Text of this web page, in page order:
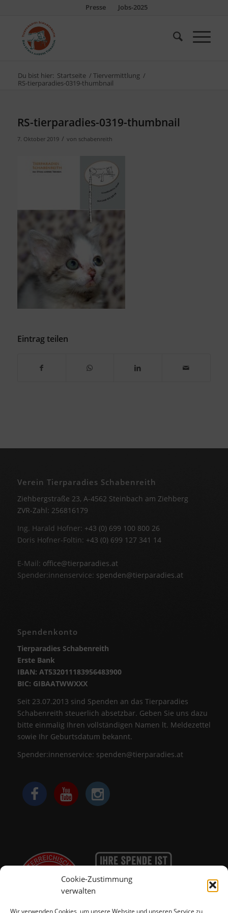
Cookie-Zustimmung
verwalten
Wir verwenden Cookies, um unsere Website und unseren Service zu
Presse Jobs-2025
Du bist hier: Startseite / Tiervermittlung /
RS-tierparadies-0319-thumbnail
RS-tierparadies-0319-thumbnail
7. Oktober 2019 / von schabenreith
Eintrag teilen
Verein Tierparadies Schabenreith
Ziehbergstraße 23, A-4562 Steinbach am Ziehberg
ZVR-Zahl: 256816179
Ing. Harald Hofner: +43 (0) 699 100 800 26
Doris Hofner-Foltin: +43 (0) 699 127 341 14
E-Mail: office@tierparadies.at
Spender:innenservice: spenden@tierparadies.at
Spendenkonto
Tierparadies Schabenreith
Erste Bank
IBAN: AT532011183956483900
BIC: GIBAATWWXXX
Seit 23.07.2013 sind Spenden an das Tierparadies
Schabenreith steuerlich absetzbar. Geben Sie uns dazu
bitte einmalig Ihren vollständigen Namen lt. Meldezettel
sowie Ihr Geburtsdatum bekannt.
Spender:innenservice: spenden@tierparadies.at